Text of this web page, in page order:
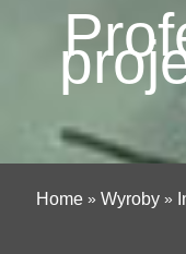
Home » Wyroby »